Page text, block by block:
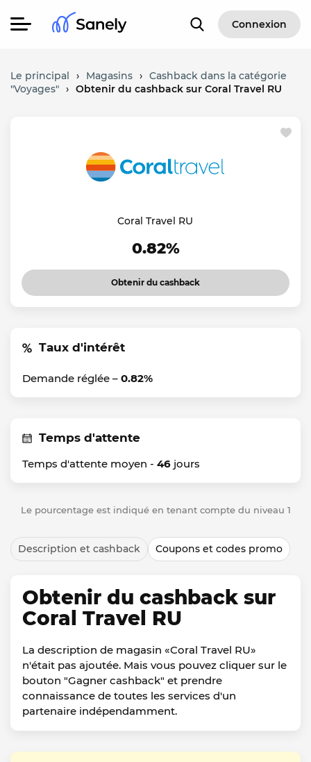
Connexion
Le principal › Magasins › Cashback dans la catégorie
"Voyages" › Obtenir du cashback sur Coral Travel RU
Coral Travel RU
0.82%
Obtenir du cashback
Taux d'intérêt
Demande réglée – 0.82%
Temps d'attente
Temps d'attente moyen - 46 jours
Le pourcentage est indiqué en tenant compte du niveau 1
Description et cashback Coupons et codes promo
Obtenir du cashback sur
Coral Travel RU
La description de magasin «Coral Travel RU»
n'était pas ajoutée. Mais vous pouvez cliquer sur le
bouton "Gagner cashback" et prendre
connaissance de toutes les services d'un
partenaire indépendamment.